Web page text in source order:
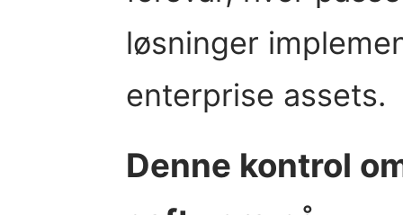
løsninger
enterprise assets.
Denne kontrol